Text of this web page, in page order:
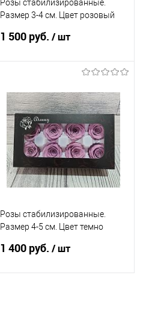
Розы стабилизированные.
Размер 3-4 см. Цвет розовый
1 500 руб./ шт
Купить в 1 клик
Сравнение
В избранное
В наличии
Розы стабилизированные.
Размер 4-5 см. Цвет темно
1 400 руб./ шт